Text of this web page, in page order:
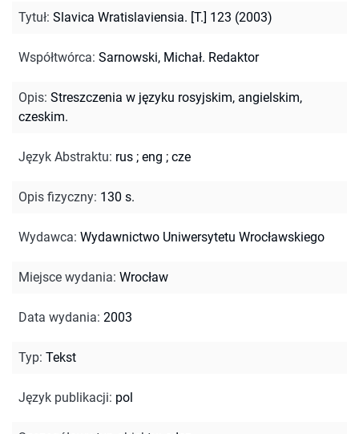
Tytuł: Slavica Wratislaviensia. [T.] 123 (2003)
Współtwórca: Sarnowski, Michał. Redaktor
Opis: Streszczenia w języku rosyjskim, angielskim,
czeskim.
Język Abstraktu: rus ; eng ; cze
Opis fizyczny: 130 s.
Wydawca: Wydawnictwo Uniwersytetu Wrocławskiego
Miejsce wydania: Wrocław
Data wydania: 2003
Typ: Tekst
Język publikacji: pol